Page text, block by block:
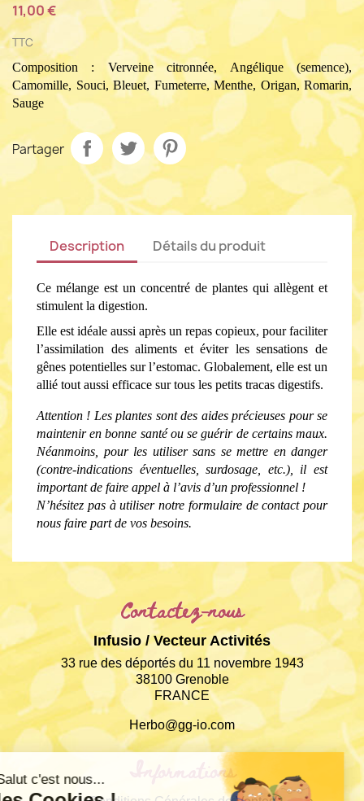
11,00 €
TTC
Composition : Verveine citronnée, Angélique (semence),
Camomille, Souci, Bleuet, Fumeterre, Menthe, Origan, Romarin,
Sauge
Partager
Description Détails du produit
Ce mélange est un concentré de plantes qui allègent et
stimulent la digestion.
Elle est idéale aussi après un repas copieux, pour faciliter
l’assimilation des aliments et éviter les sensations de
gênes potentielles sur l’estomac. Globalement, elle est un
allié tout aussi efficace sur tous les petits tracas digestifs.
Attention ! Les plantes sont des aides précieuses pour se
maintenir en bonne santé ou se guérir de certains maux.
Néanmoins, pour les utiliser sans se mettre en danger
(contre-indications éventuelles, surdosage, etc.), il est
important de faire appel à l’avis d’un professionnel !
N’hésitez pas à utiliser notre formulaire de contact pour
nous faire part de vos besoins.
Contactez-nous
Infusio / Vecteur Activités
33 rue des déportés du 11 novembre 1943
38100 Grenoble
FRANCE
Herbo@gg-io.com
Informations